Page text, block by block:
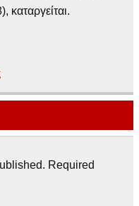
καταργείται.
Required